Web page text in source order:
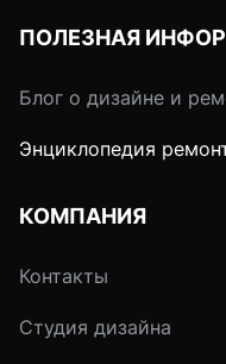
ПОЛЕЗНАЯ
Блог о дизайне и
Энциклопедия
КОМПАНИЯ
Контакты
Студия дизайна